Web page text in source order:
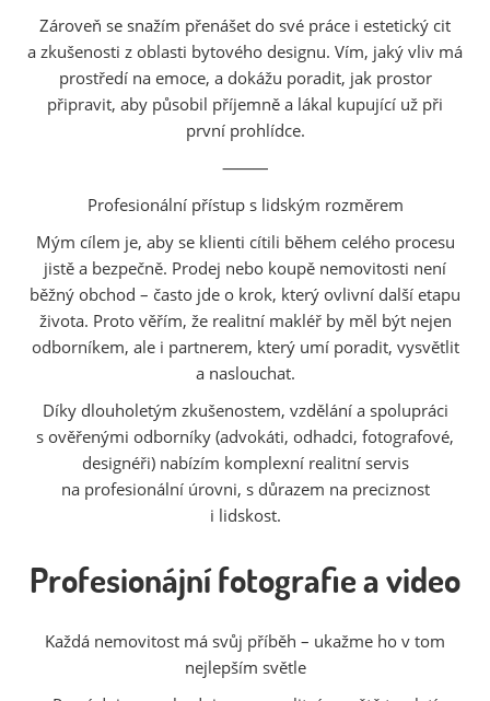
Zároveň se snažím přenášet do své práce i estetický cit
a zkušenosti z oblasti bytového designu. Vím, jaký vliv má
prostředí na emoce, a dokážu poradit, jak prostor
připravit, aby působil příjemně a lákal kupující už při
první prohlídce.
⸻
Profesionální přístup s lidským rozměrem
Mým cílem je, aby se klienti cítili během celého procesu
jistě a bezpečně. Prodej nebo koupě nemovitosti není
běžný obchod – často jde o krok, který ovlivní další etapu
života. Proto věřím, že realitní makléř by měl být nejen
odborníkem, ale i partnerem, který umí poradit, vysvětlit
a naslouchat.
Díky dlouholetým zkušenostem, vzdělání a spolupráci
s ověřenými odborníky (advokáti, odhadci, fotografové,
designéři) nabízím komplexní realitní servis
na profesionální úrovni, s důrazem na preciznost
i lidskost.
Profesionájní fotografie a video
Každá nemovitost má svůj příběh – ukažme ho v tom
nejlepším světle